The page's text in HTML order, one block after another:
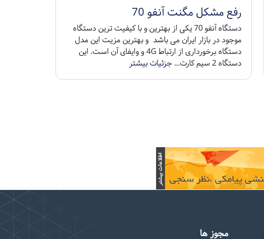
رفع مشکل مگنت آنفو 70
دستگاه آنفو 70 یکی از بهترین و با کیفیت ترین دستگاه
موجود در بازار ایران می باشد و بهترین مزیت این مدل
دستگاه برخورداری از ارتباط 4G و وایفای آن است. این
دستگاه 2 سیم کارت...
جزئیات بیشتر
مجوز ها